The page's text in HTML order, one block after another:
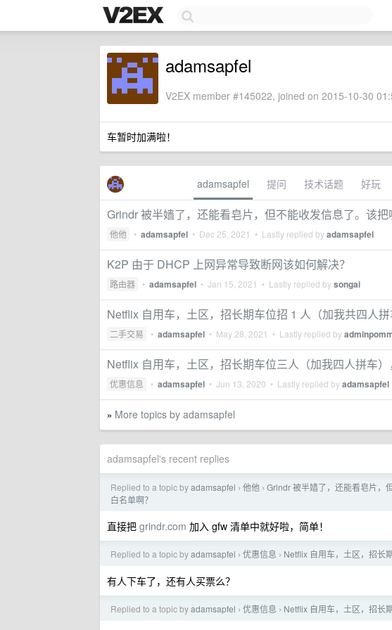
adamsapfel
V2EX member #145022, joined on 2015-10-30
车暂时加满啦！
adamsapfel 提问 技术话题 好玩
Grindr 被半嫱了，还能看皂片，但不能收发信息了。该把
他他 • adamsapfel • Dec 25, 2021 • Lastly replied byadamsapfel
K2P 由于 DHCP 上网异常导致断网该如何解决？
路由器 • adamsapfel • Jan 15, 2021 • Lastly replied bysongai
Netflix 自用车，土区，招长期车位招 1 人（加我共四人拼
二手交易 • adamsapfel • May 28, 2021 • Lastly replied by
Netflix 自用车，土区，招长期车位三人（加我四人拼车）
优惠信息 • adamsapfel • Jun 13, 2020 • Lastly replied byadamsapfel
» More topics by adamsapfel
adamsapfel's recent replies
Replied to a topic byadamsapfel › 他他 › Grindr 被半嫱了，还能看皂片，
白名单啊？
直接把 grindr.com 加入 gfw 清单中就好啦，简单！
Replied to a topic byadamsapfel › 优惠信息 › Netflix 自用车，土区，招长
有人下车了，还有人买票么？
Replied to a topic byadamsapfel › 优惠信息 › Netflix 自用车，土区，招长